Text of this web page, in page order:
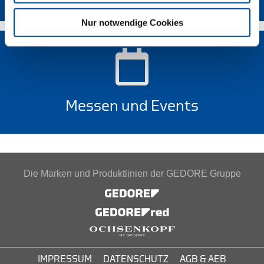
Nur notwendige Cookies
Messen und Events
Die Marken und Produktlinien der GEDORE Gruppe
IMPRESSUM DATENSCHUTZ AGB & AEB